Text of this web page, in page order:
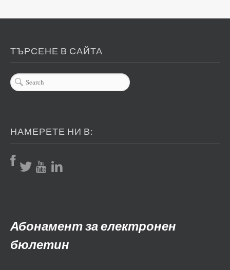
ТЪРСЕНЕ В САЙТА
НАМЕРЕТЕ НИ В:
Абонамент за електронен
бюлетин